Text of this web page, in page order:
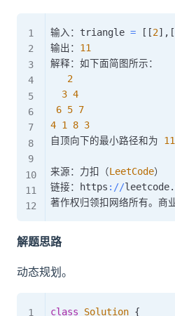
输入：triangle = [ [2] , [
输出： 11
解释：如下面简图所示：
2
3 4
6 5 7
4 1 8 3
自顶向下的最小路径和为 11
来源：力扣（LeetCode）
链接：https : //leetcode.
解题思路
动态规划。
class Solution {